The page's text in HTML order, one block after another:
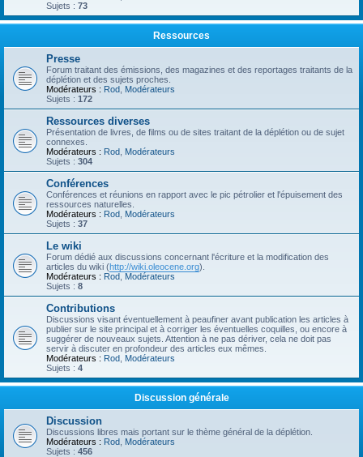
Sujets : 73
Ressources
Presse
Forum traitant des émissions, des magazines et des reportages traitants de la
déplétion et des sujets proches.
Modérateurs : Rod Modérateurs
Sujets : 172
Ressources diverses
Présentation de livres, de films ou de sites traitant de la déplétion ou de sujet
connexes.
Modérateurs : Rod Modérateurs
Sujets : 304
Conférences
Conférences et réunions en rapport avec le pic pétrolier et l'épuisement des
ressources naturelles.
Modérateurs : Rod Modérateurs
Sujets : 37
Le wiki
Forum dédié aux discussions concernant l'écriture et la modification des
articles du wiki (http://wiki.oleocene.org).
Modérateurs : Rod Modérateurs
Sujets : 8
Contributions
Discussions visant éventuellement à peaufiner avant publication les articles à
publier sur le site principal et à corriger les éventuelles coquilles, ou encore à
suggérer de nouveaux sujets. Attention à ne pas dériver, cela ne doit pas
servir à discuter en profondeur des articles eux mêmes.
Modérateurs : Rod Modérateurs
Sujets : 4
Discussion générale
Discussion
Discussions libres mais portant sur le thème général de la déplétion.
Modérateurs : Rod Modérateurs
Sujets : 456